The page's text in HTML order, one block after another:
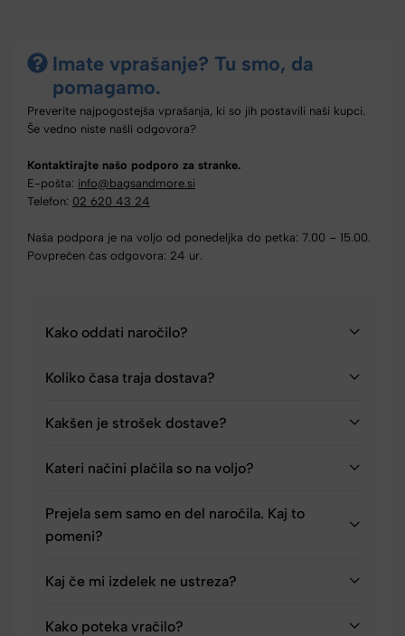
Imate vprašanje? Tu smo, da
pomagamo.
Preverite najpogostejša vprašanja, ki so jih postavili naši kupci.
Še vedno niste našli odgovora?
Kontaktirajte našo podporo za stranke.
E-pošta: info@bagsandmore.si
Telefon: 02 620 43 24
Naša podpora je na voljo od ponedeljka do petka: 7.00 – 15.00.
Povprečen čas odgovora: 24 ur.
Kako oddati naročilo?
Koliko časa traja dostava?
Kakšen je strošek dostave?
Kateri načini plačila so na voljo?
Prejela sem samo en del naročila. Kaj to
pomeni?
Kaj če mi izdelek ne ustreza?
Kako poteka vračilo?